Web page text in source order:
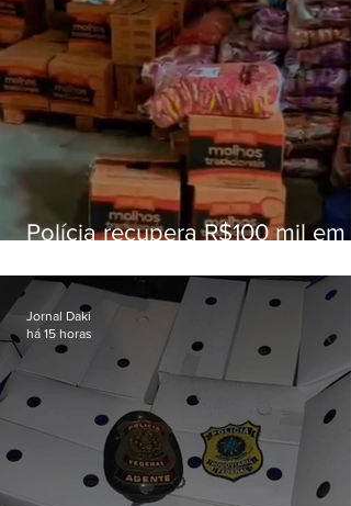
Polícia recupera R$100 mil em
Fluminense
Jornal Daki
há 15 horas